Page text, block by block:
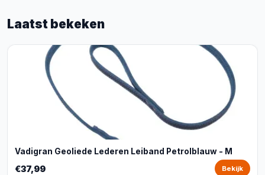
Laatst bekeken
Vadigran Geoliede Lederen Leiband Petrolblauw - M
€37,99 Bekijk